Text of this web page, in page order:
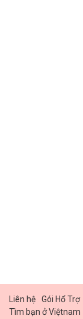
Liên hệ Gói Hổ Trợ
Tìm bạn ở Việtnam